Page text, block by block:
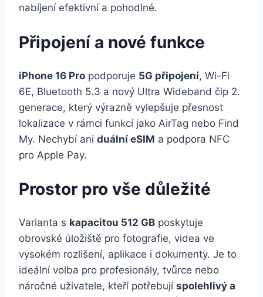
nabíjení efektivní a pohodlné.
Připojení a nové funkce
iPhone 16 Pro podporuje 5G připojení, Wi-Fi
6E, Bluetooth 5.3 a nový Ultra Wideband čip 2.
generace, který výrazně vylepšuje přesnost
lokalizace v rámci funkcí jako AirTag nebo Find
My. Nechybí ani duální eSIM a podpora NFC
pro Apple Pay.
Prostor pro vše důležité
Varianta s kapacitou 512 GB poskytuje
obrovské úložiště pro fotografie, videa ve
vysokém rozlišení, aplikace i dokumenty. Je to
ideální volba pro profesionály, tvůrce nebo
náročné uživatele, kteří potřebují spolehlivý a